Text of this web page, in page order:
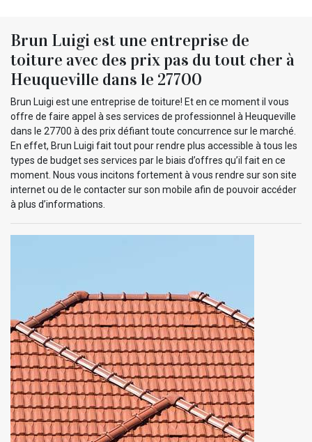
Brun Luigi est une entreprise de
toiture avec des prix pas du tout cher à
Heuqueville dans le 27700
Brun Luigi est une entreprise de toiture! Et en ce moment il vous
offre de faire appel à ses services de professionnel à Heuqueville
dans le 27700 à des prix défiant toute concurrence sur le marché.
En effet, Brun Luigi fait tout pour rendre plus accessible à tous les
types de budget ses services par le biais d’offres qu’il fait en ce
moment. Nous vous incitons fortement à vous rendre sur son site
internet ou de le contacter sur son mobile afin de pouvoir accéder
à plus d’informations.